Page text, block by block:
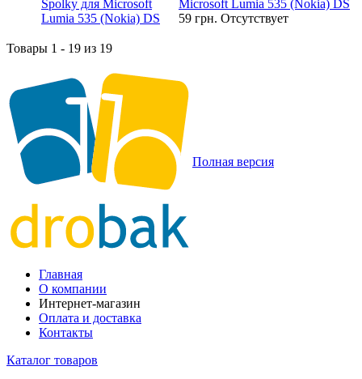
Microsoft Lumia 535 (Nokia) DS
59 грн. Отсутствует
Товары 1 - 19 из 19
Полная версия
Главная
О компании
Интернет-магазин
Оплата и доставка
Контакты
Каталог товаров